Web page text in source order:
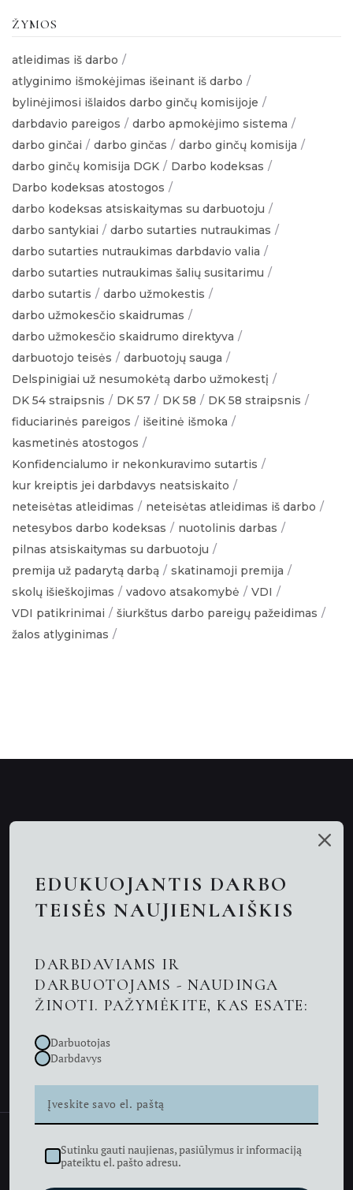
ŽYMOS
atleidimas iš darbo
atlyginimo išmokėjimas išeinant iš darbo
bylinėjimosi išlaidos darbo ginčų komisijoje
darbdavio pareigos
darbo apmokėjimo sistema
darbo ginčai
darbo ginčas
darbo ginčų komisija
darbo ginčų komisija DGK
Darbo kodeksas
Darbo kodeksas atostogos
darbo kodeksas atsiskaitymas su darbuotoju
darbo santykiai
darbo sutarties nutraukimas
darbo sutarties nutraukimas darbdavio valia
darbo sutarties nutraukimas šalių susitarimu
darbo sutartis
darbo užmokestis
darbo užmokesčio skaidrumas
darbo užmokesčio skaidrumo direktyva
darbuotojo teisės
darbuotojų sauga
Delspinigiai už nesumokėtą darbo užmokestį
DK 54 straipsnis
DK 57 DK 58
DK 58 straipsnis
fiduciarinės pareigos
išeitinė išmoka
kasmetinės atostogos
Konfidencialumo ir nekonkuravimo sutartis
kur kreiptis jei darbdavys neatsiskaito
neteisėtas atleidimas
neteisėtas atleidimas iš darbo
netesybos darbo kodeksas
nuotolinis darbas
pilnas atsiskaitymas su darbuotoju
premija už padarytą darbą
skatinamoji premija
skolų išieškojimas
vadovo atsakomybė
VDI
VDI patikrinimai
šiurkštus darbo pareigų pažeidimas
žalos atlyginimas
Nuotolinės konsultacijos
Advokatas Kaune
Naujienos
Advokatų profesinė bendrija KIZNĖ LEGAL © 2026
EDUKUOJANTIS DARBO
TEISĖS NAUJIENLAIŠKIS
DARBDAVIAMS IR
DARBUOTOJAMS - NAUDINGA
ŽINOTI. PAŽYMĖKITE, KAS ESATE:
Darbuotojas
Darbdavys
Sutinku gauti naujienas, pasiūlymus ir informaciją
pateiktu el. pašto adresu.